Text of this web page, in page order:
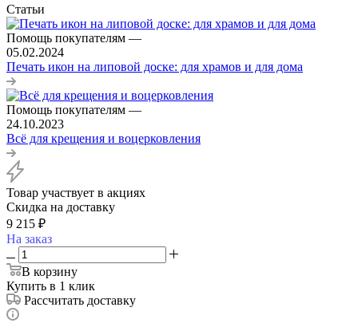
Статьи
Помощь покупателям —
05.02.2024
Печать икон на липовой доске: для храмов и для дома
Помощь покупателям —
24.10.2023
Всё для крещения и воцерковления
Товар участвует в акциях
Скидка на доставку
9 215 ₽
На заказ
В корзину
Купить в 1 клик
Рассчитать доставку